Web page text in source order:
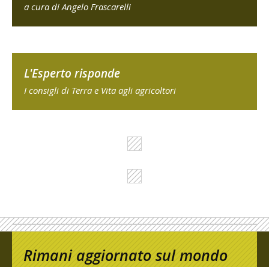
a cura di Angelo Frascarelli
L'Esperto risponde
I consigli di Terra e Vita agli agricoltori
Rimani aggiornato sul mondo